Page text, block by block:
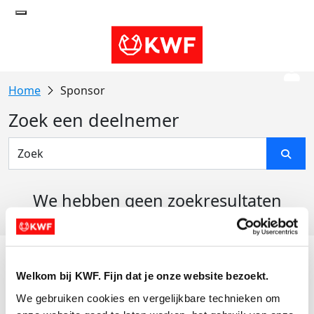
Welkom bij KWF. Fijn dat je onze website bezoekt.
We gebruiken cookies en vergelijkbare technieken om
Sponsor
Zoek een deelnemer
We hebben geen zoekresultaten
Actiematerialen
Evenementen